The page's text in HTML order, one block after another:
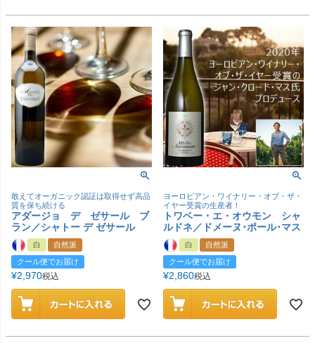
敢えてオーガニック認証は取得せず高品
質を保ち続ける
アダージョ デ ゼサール ブ
ラン／シャトー デ ゼサール
白
自然派
クール便でお届け
¥2,970税込
ヨーロピアン・ワイナリー・オブ・ザ・
イヤー受賞の生産者！
トワベー・エ・オウモン シャ
ルドネ／ドメーヌ･ポール･マス
白
自然派
クール便でお届け
¥2,860税込